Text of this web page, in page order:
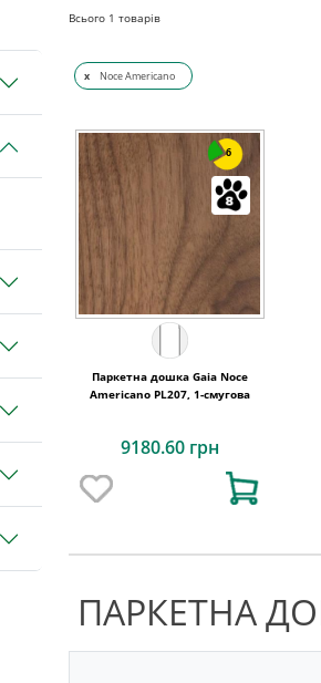
Всього 1 товарів
x Noce Americano
6
Паркетна дошка Gaia Noce
Americano PL207, 1-смугова
9180.60 грн
ПАРКЕТНА